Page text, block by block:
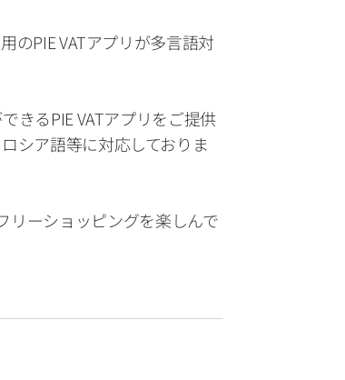
のPIE VATアプリが多言語対
きるPIE VATアプリをご提供
シア語等に対応しておりま
リーショッピングを楽しんで